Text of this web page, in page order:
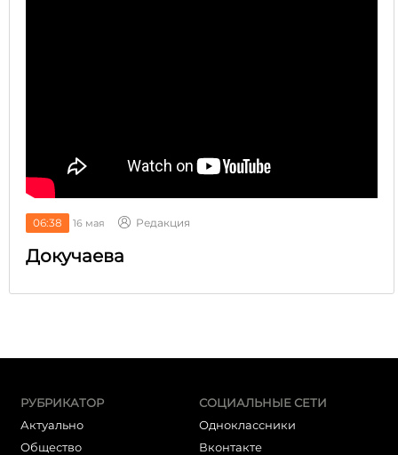
06:38 16 мая Редакция
Докучаева
РУБРИКАТОР
Актуально
Общество
СОЦИАЛЬНЫЕ СЕТИ
Одноклассники
Вконтакте